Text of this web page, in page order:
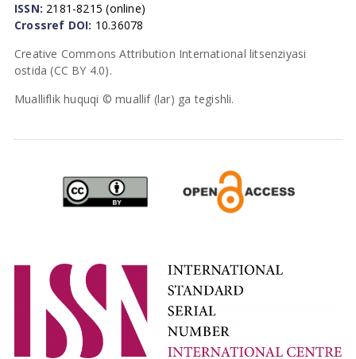
ISSN: 2181-8215 (online)
Crossref DOI: 10.36078
Creative Commons Attribution International litsenziyasi
ostida (CC BY 4.0).
Mualliflik huquqi © muallif (lar) ga tegishli.